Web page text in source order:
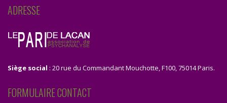
ADRESSE
Siège social : 20 rue du Commandant Mouchotte, F100, 75014 Paris.
FORMULAIRE CONTACT